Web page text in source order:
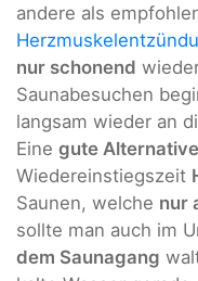
andere als
nur schonend
Saunabesuchen
langsam wieder an
Eine gute Alternative
Wiedereinstiegszeit
Saunen, welche nur
sollte man auch im
dem Saunagang